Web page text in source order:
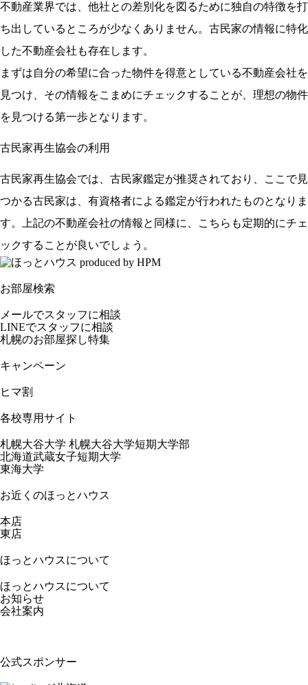
不動産業界では、他社との差別化を図るために独自の特徴を打
ち出しているところが少なくありません。古民家の情報に特化
した不動産会社も存在します。
まずは自分の希望に合った物件を得意としている不動産会社を
見つけ、その情報をこまめにチェックすることが、理想の物件
を見つける第一歩となります。
古民家再生協会の利用
古民家再生協会では、古民家鑑定が推奨されており、ここで見
つかる古民家は、有資格者による鑑定が行われたものとなりま
す。上記の不動産会社の情報と同様に、こちらも定期的にチェ
ックすることが良いでしょう。
お部屋検索
メールでスタッフに相談
LINEでスタッフに相談
札幌のお部屋探し特集
キャンペーン
ヒマ割
各校専用サイト
札幌大谷大学 札幌大谷大学短期大学部
北海道武蔵女子短期大学
東海大学
お近くのほっとハウス
本店
東店
ほっとハウスについて
ほっとハウスについて
お知らせ
会社案内
公式スポンサー